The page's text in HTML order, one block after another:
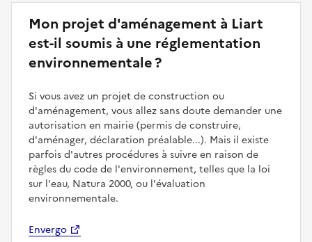
Mon projet d'aménagement à Liart
est-il soumis à une réglementation
environnementale ?
Si vous avez un projet de construction ou
d'aménagement, vous allez sans doute demander une
autorisation en mairie (permis de construire,
d'aménager, déclaration préalable...). Mais il existe
parfois d'autres procédures à suivre en raison de
règles du code de l'environnement, telles que la loi
sur l'eau, Natura 2000, ou l'évaluation
environnementale.
Envergo